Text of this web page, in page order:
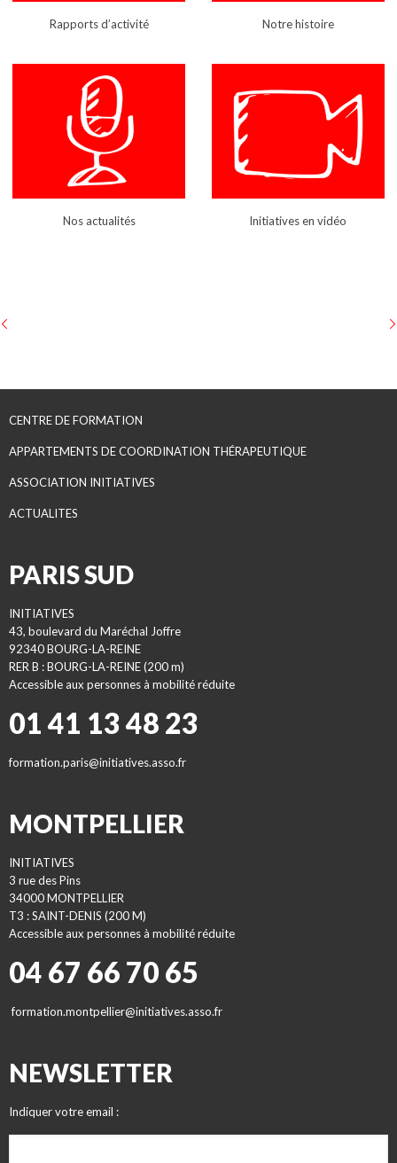
Rapports d’activité Notre histoire
Nos actualités Initiatives en vidéo
CENTRE DE FORMATION
APPARTEMENTS DE COORDINATION THÉRAPEUTIQUE
ASSOCIATION INITIATIVES
ACTUALITES
PARIS SUD
INITIATIVES
43, boulevard du Maréchal Joffre
92340 BOURG-LA-REINE
RER B : BOURG-LA-REINE (200 m)
Accessible aux personnes à mobilité réduite
01 41 13 48 23
formation.paris@initiatives.asso.fr
MONTPELLIER
INITIATIVES
3 rue des Pins
34000 MONTPELLIER
T3 : SAINT-DENIS (200 M)
Accessible aux personnes à mobilité réduite
04 67 66 70 65
formation.montpellier@initiatives.asso.fr
NEWSLETTER
Indiquer votre email :